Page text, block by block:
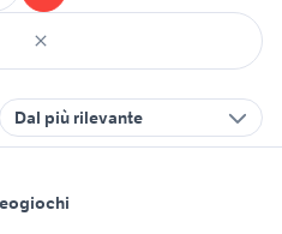
Dal più rilevante